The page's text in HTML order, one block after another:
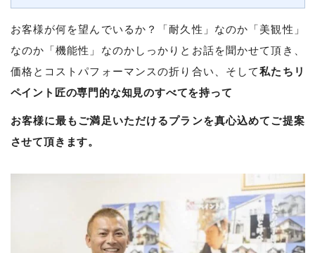
お客様が何を望んでいるか？「耐久性」なのか「美観性」
なのか「機能性」なのかしっかりとお話を聞かせて頂き、
価格とコストパフォーマンスの折り合い、そして私たちリ
ペイント匠の専門的な知見のすべてを持って
お客様に最もご満足いただけるプランを真心込めてご提案
させて頂きます。